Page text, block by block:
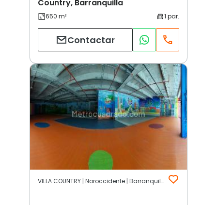
Country, Barranquilla
Contactar
VILLA COUNTRY | Noroccidente | Barranquilla